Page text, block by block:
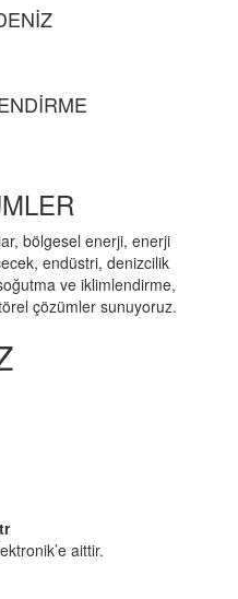
bölgesel enerji, enerji
endüstri, denizcilik
ve iklimlendirme,
çözümler sunuyoruz.
aittir.